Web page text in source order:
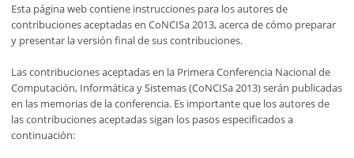
Esta página web contiene instrucciones para los autores de
contribuciones aceptadas en CoNCISa 2013, acerca de cómo preparar
y presentar la versión final de sus contribuciones.
Las contribuciones aceptadas en la Primera Conferencia Nacional de
Computación, Informática y Sistemas (CoNCISa 2013) serán publicadas
en las memorias de la conferencia. Es importante que los autores de
las contribuciones aceptadas sigan los pasos especificados a
continuación: